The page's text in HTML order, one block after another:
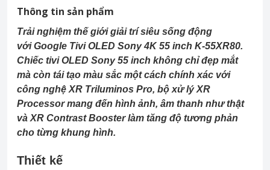
Thông tin sản phẩm
Trải nghiệm thế giới giải trí siêu sống động
với Google Tivi OLED Sony 4K 55 inch K-55XR80.
Chiếc tivi OLED Sony 55 inch không chỉ đẹp mắt
mà còn tái tạo màu sắc một cách chính xác với
công nghệ XR Triluminos Pro, bộ xử lý XR
Processor mang đến hình ảnh, âm thanh như thật
và XR Contrast Booster làm tăng độ tương phản
cho từng khung hình.
Thiết kế